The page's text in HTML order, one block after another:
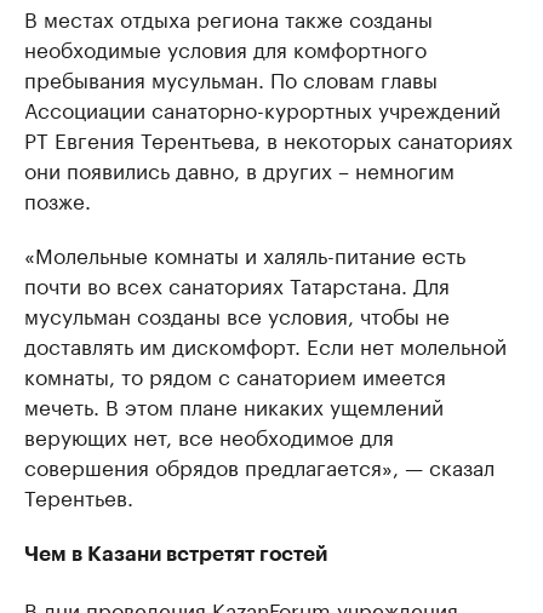
В местах отдыха региона также созданы
необходимые условия для комфортного
пребывания мусульман. По словам главы
Ассоциации санаторно-курортных учреждений
РТ Евгения Терентьева, в некоторых санаториях
они появились давно, в других – немногим
позже.
«Молельные комнаты и халяль-питание есть
почти во всех санаториях Татарстана. Для
мусульман созданы все условия, чтобы не
доставлять им дискомфорт. Если нет молельной
комнаты, то рядом с санаторием имеется
мечеть. В этом плане никаких ущемлений
верующих нет, все необходимое для
совершения обрядов предлагается», — сказал
Терентьев.
Чем в Казани встретят гостей